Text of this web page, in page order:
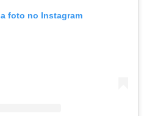
foto no Instagram